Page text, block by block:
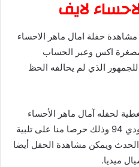
لايف
حفلة امال ماهر الاحساء
اكس وعبر الحساب
الذي لم يحالفه الحظ
لحفله آمال ماهر الأحساء
ضمن حفلات اليوم الوطني السعودي 94 وذلك حرصا منا على تلبية
الحدث ويمكن مشاهدة الحفل أيضا
ميديا.